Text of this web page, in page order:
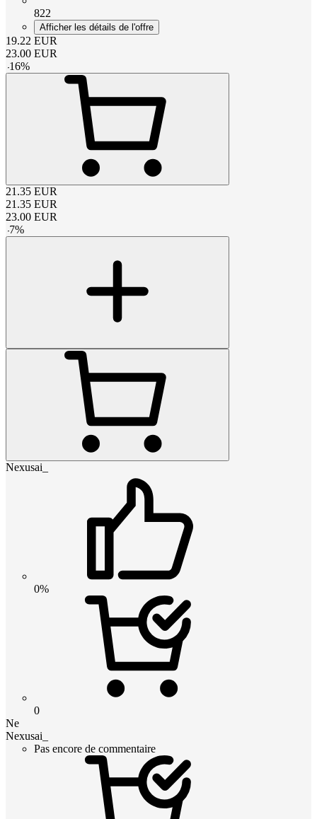
822
Afficher les détails de l'offre
19.22 EUR
23.00 EUR
-16%
21.35 EUR
21.35 EUR
23.00 EUR
-7%
Nexusai_
0%
0
Ne
Nexusai_
Pas encore de commentaire